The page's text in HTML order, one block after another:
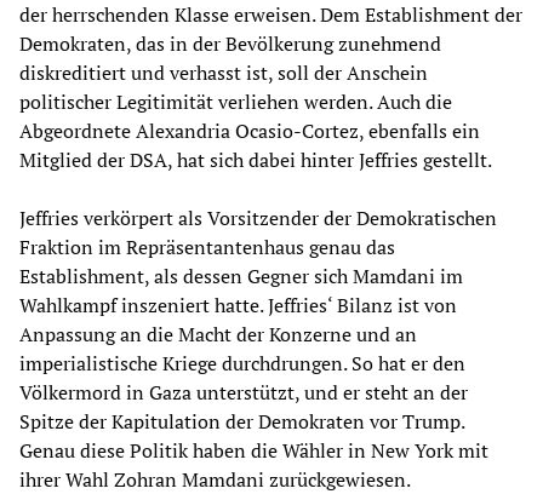
der herrschenden Klasse erweisen. Dem Establishment der
Demokraten, das in der Bevölkerung zunehmend
diskreditiert und verhasst ist, soll der Anschein
politischer Legitimität verliehen werden. Auch die
Abgeordnete Alexandria Ocasio-Cortez, ebenfalls ein
Mitglied der DSA, hat sich dabei hinter Jeffries gestellt.
Jeffries verkörpert als Vorsitzender der Demokratischen
Fraktion im Repräsentantenhaus genau das
Establishment, als dessen Gegner sich Mamdani im
Wahlkampf inszeniert hatte. Jeffries‘ Bilanz ist von
Anpassung an die Macht der Konzerne und an
imperialistische Kriege durchdrungen. So hat er den
Völkermord in Gaza unterstützt, und er steht an der
Spitze der Kapitulation der Demokraten vor Trump.
Genau diese Politik haben die Wähler in New York mit
ihrer Wahl Zohran Mamdani zurückgewiesen.